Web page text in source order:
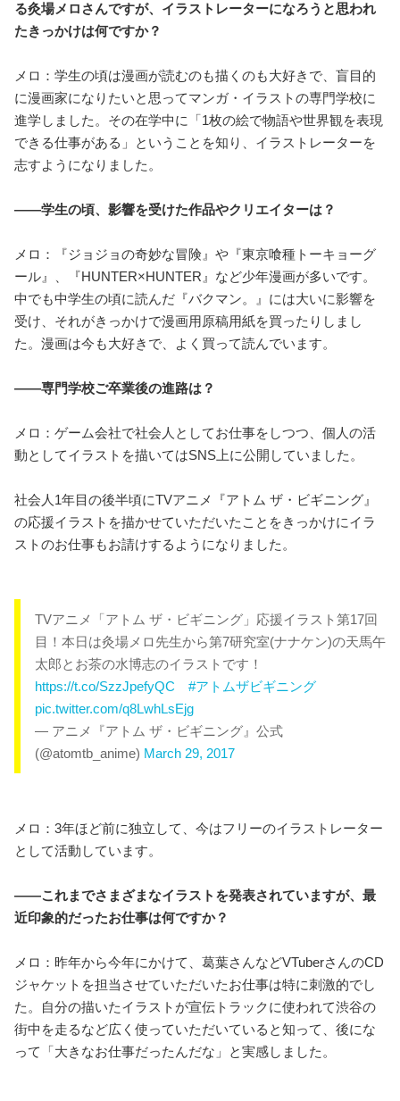
る灸場メロさんですが、イラストレーターになろうと思われ
たきっかけは何ですか？
メロ：学生の頃は漫画が読むのも描くのも大好きで、盲目的
に漫画家になりたいと思ってマンガ・イラストの専門学校に
進学しました。その在学中に「1枚の絵で物語や世界観を表現
できる仕事がある」ということを知り、イラストレーターを
志すようになりました。
――学生の頃、影響を受けた作品やクリエイターは？
メロ：『ジョジョの奇妙な冒険』や『東京喰種トーキョーグ
ール』、『HUNTER×HUNTER』など少年漫画が多いです。
中でも中学生の頃に読んだ『バクマン。』には大いに影響を
受け、それがきっかけで漫画用原稿用紙を買ったりしまし
た。漫画は今も大好きで、よく買って読んでいます。
――専門学校ご卒業後の進路は？
メロ：ゲーム会社で社会人としてお仕事をしつつ、個人の活
動としてイラストを描いてはSNS上に公開していました。
社会人1年目の後半頃にTVアニメ『アトム ザ・ビギニング』
の応援イラストを描かせていただいたことをきっかけにイラ
ストのお仕事もお請けするようになりました。
TVアニメ「アトム ザ・ビギニング」応援イラスト第17回
目！本日は灸場メロ先生から第7研究室(ナナケン)の天馬午
太郎とお茶の水博志のイラストです！
https://t.co/SzzJpefyQC
#アトムザビギニング
pic.twitter.com/q8LwhLsEjg
— アニメ『アトム ザ・ビギニング』公式
(@atomtb_anime) March 29, 2017
メロ：3年ほど前に独立して、今はフリーのイラストレーター
として活動しています。
――これまでさまざまなイラストを発表されていますが、最
近印象的だったお仕事は何ですか？
メロ：昨年から今年にかけて、葛葉さんなどVTuberさんのCD
ジャケットを担当させていただいたお仕事は特に刺激的でし
た。自分の描いたイラストが宣伝トラックに使われて渋谷の
街中を走るなど広く使っていただいていると知って、後にな
って「大きなお仕事だったんだな」と実感しました。